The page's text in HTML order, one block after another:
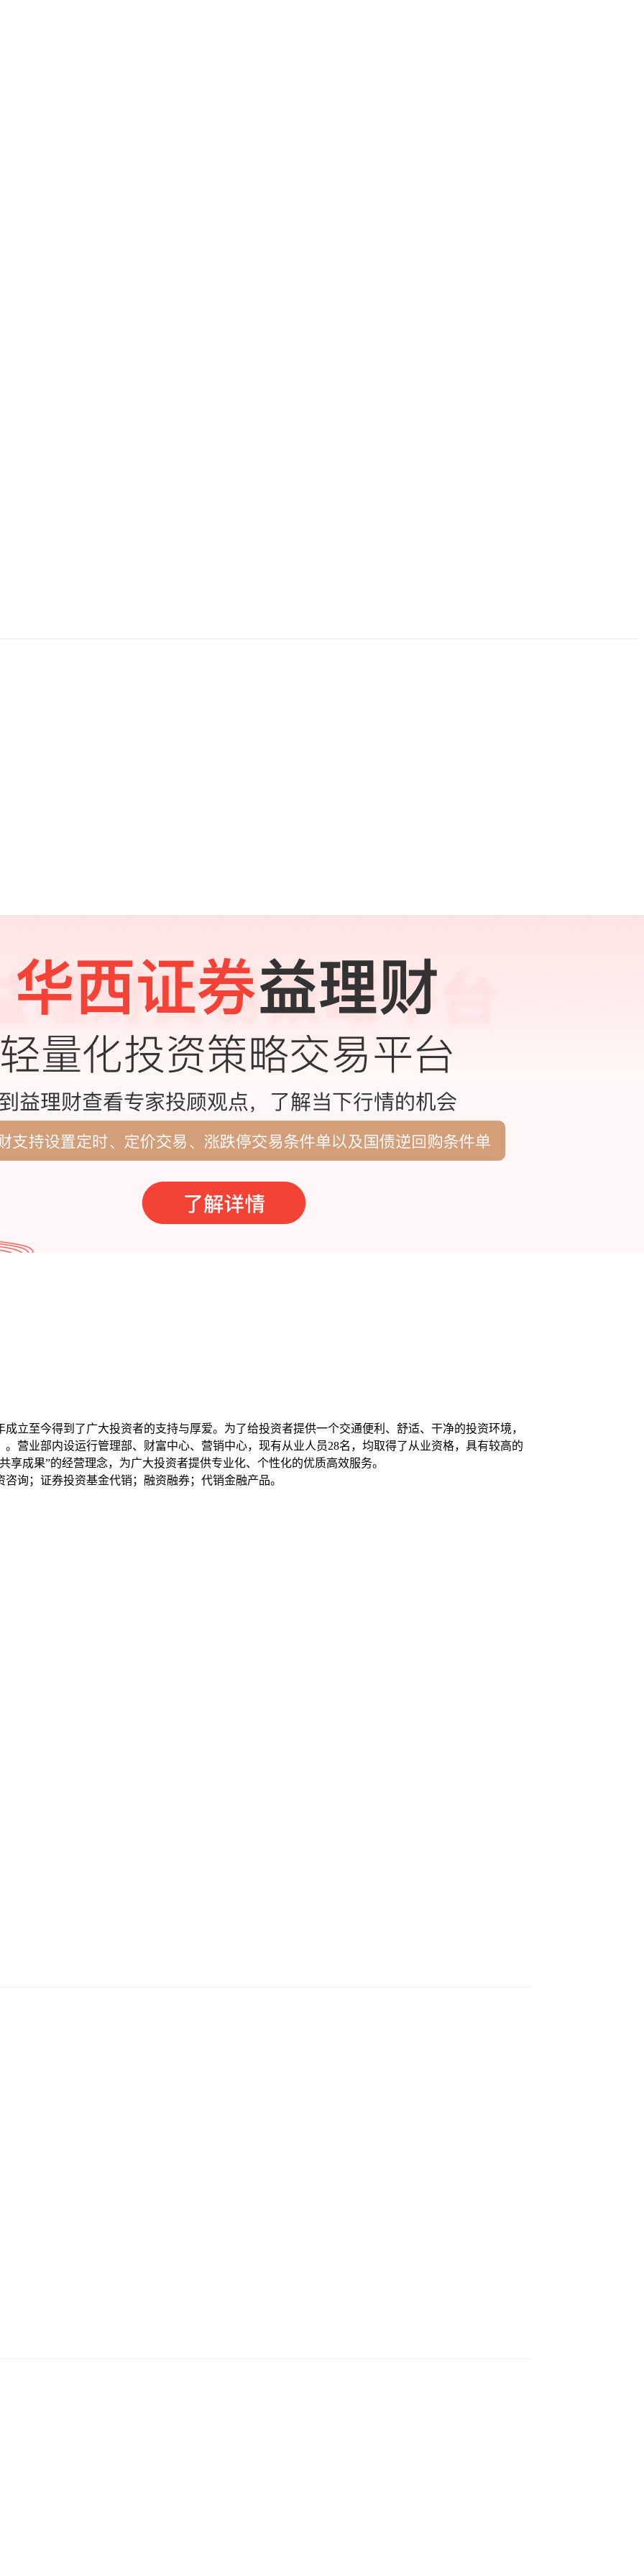
立至今得到了广大投资者的支持与厚爱。为了给投资者提供一个交通便利、舒适、干净的投资环境，
营业部内设运行管理部、财富中心、营销中心，现有从业人员28名，均取得了从业资格，具有较高的
成果”的经营理念，为广大投资者提供专业化、个性化的优质高效服务。
询；证券投资基金代销；融资融券；代销金融产品。